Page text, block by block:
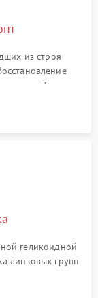
из строя
зума. Замена
положения или
геликоидной
линзовых групп
устранения